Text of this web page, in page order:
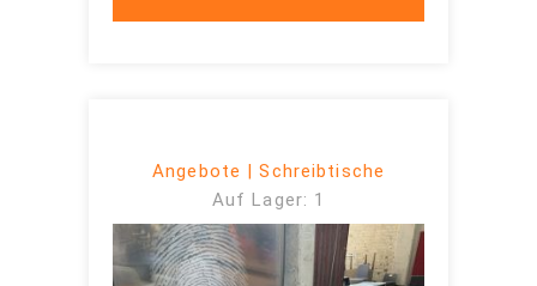
Angebote | Schreibtische
Auf Lager: 1